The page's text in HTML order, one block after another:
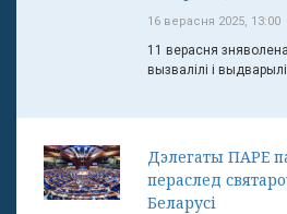
16 верасня 2025, 13:00
11 верасня
вызвалілі і
Дэлегаты ПАРЕ
пераслед
Беларусі